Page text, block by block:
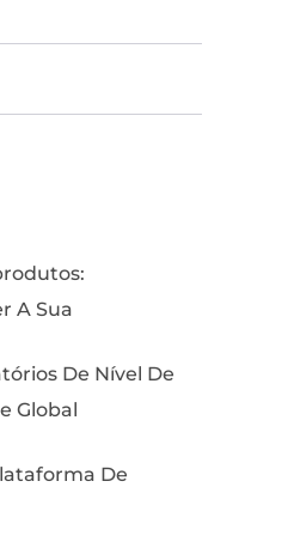
A Sua
De Nível De
Global
De